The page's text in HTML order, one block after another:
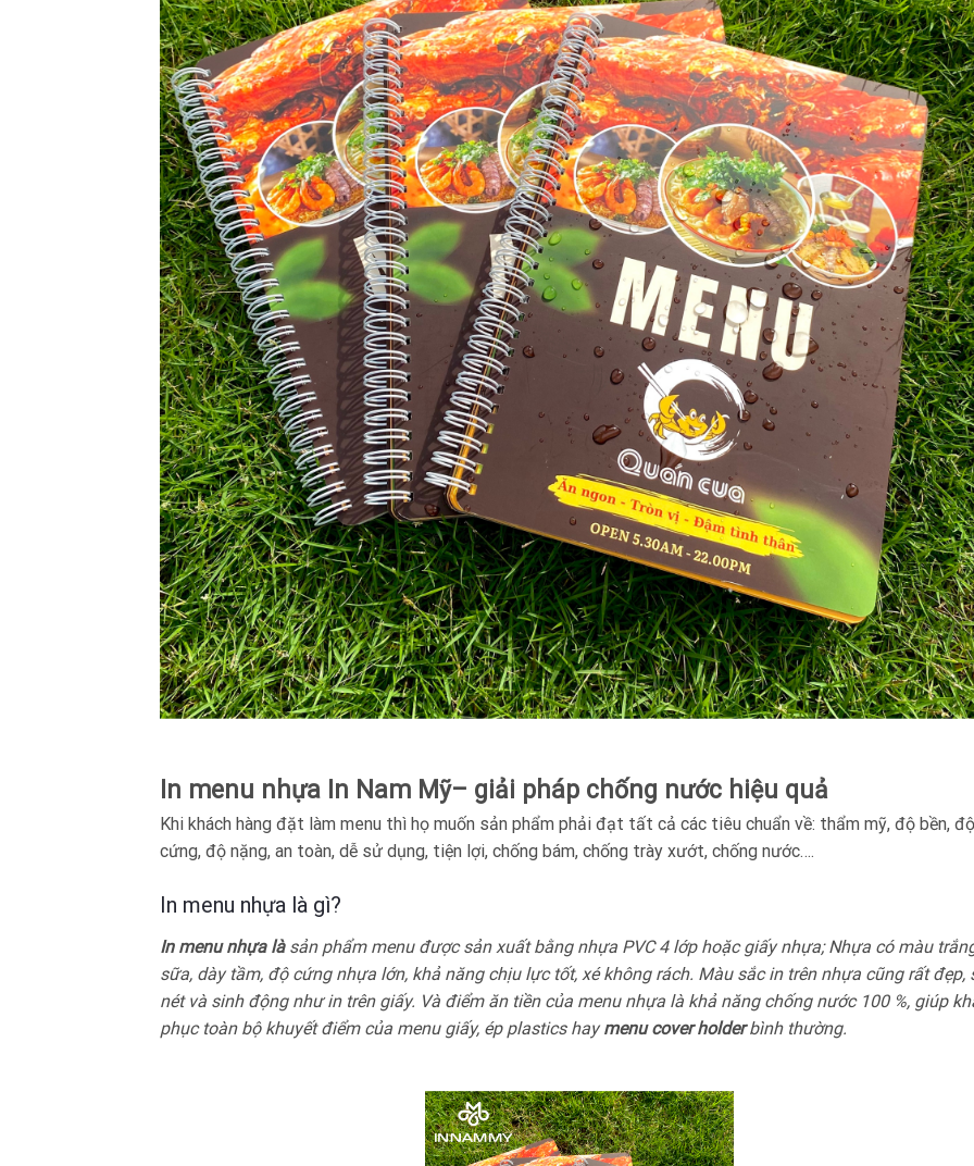
In menu nhựa In Nam Mỹ– giải pháp chống nước hiệu quả
Khi khách hàng đặt làm menu thì họ muốn sản phẩm phải đạt tất cả các tiêu chuẩn về: thẩm mỹ, độ bền, độ
cứng, độ nặng, an toàn, dễ sử dụng, tiện lợi, chống bám, chống trày xướt, chống nước….
In menu nhựa là gì?
In menu nhựa là sản phẩm menu được sản xuất bằng nhựa PVC 4 lớp hoặc giấy nhựa; Nhựa có màu
sữa, dày tầm, độ cứng nhựa lớn, khả năng chịu lực tốt, xé không rách. Màu sắc in trên nhựa cũng rất đẹp,
nét và sinh động như in trên giấy. Và điểm ăn tiền của menu nhựa là khả năng chống nước 100 %, giúp
phục toàn bộ khuyết điểm của menu giấy, ép plastics haymenu cover holderbình thường.